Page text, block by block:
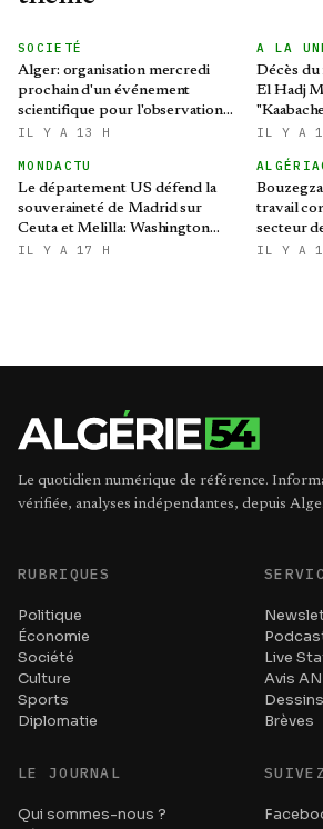
SOCIETÉ
Alger: organisation mercredi
prochain d'un événement
scientifique pour l'observation
de l'éclipse solaire partielle
IL Y A 13 H
A LA
Décès du
El Hadj
IL Y A
MONDACTU
Le département US défend la
souveraineté de Madrid sur
Ceuta et Melilla: Washington
refroidit les ambitions
IL Y A 17 H
travail
secteur
IL Y A
Le quotidien numérique de référence.
vérifiée, analyses indépendantes, depuis
RUBRIQUES
Politique
Économie
Société
Culture
Sports
Diplomatie
Live
Avis
Dessins
Brèves
LE JOURNAL
Qui sommes-nous ?